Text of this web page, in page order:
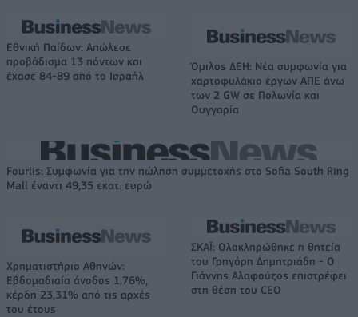
Εθνική Παίδων: Απώλεσε
προβάδισμα 13 πόντων και
έχασε 84-89 από το Ισραήλ
Όμιλος ΔΕΗ: Νέα συμφωνία για
χαρτοφυλάκιο έργων ΑΠΕ άνω
των 2 GW σε Πολωνία και
Ουγγαρία
Fourlis: Συμφωνία για την πώληση συμμετοχής στο Sofia South Ring
Mall έναντι 49,35 εκατ. ευρώ
Χρηματιστήριο Αθηνών:
Εβδομαδιαία άνοδος 1,76%,
κέρδη 23,31% από τις αρχές
του έτους
ΣΚΑΪ: Ολοκληρώθηκε η θητεία
του Γρηγόρη Δημητριάδη - Ο
Γιάννης Αλαφούζος επιστρέφει
στη θέση του CEO